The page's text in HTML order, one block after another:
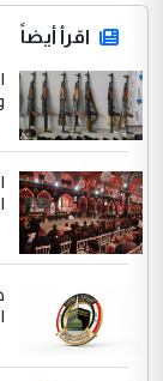
اقرأ أيضاً